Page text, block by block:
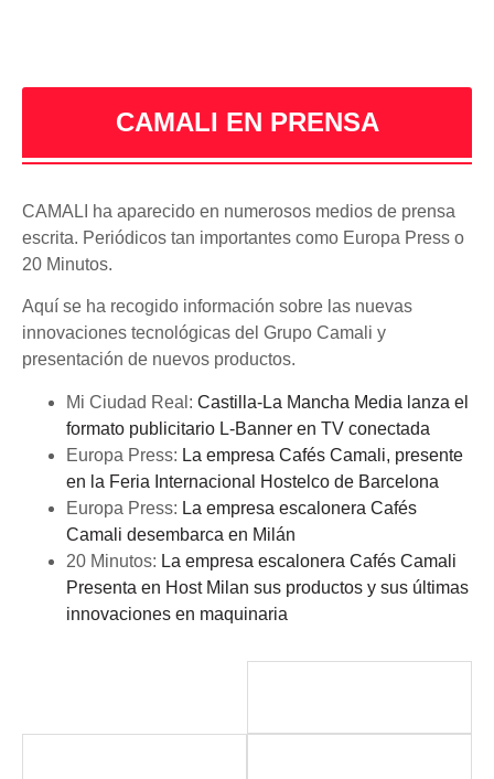
CAMALI EN PRENSA
CAMALI ha aparecido en numerosos medios de prensa
escrita. Periódicos tan importantes como Europa Press o
20 Minutos.
Aquí se ha recogido información sobre las nuevas
innovaciones tecnológicas del Grupo Camali y
presentación de nuevos productos.
Mi Ciudad Real: Castilla-La Mancha Media lanza el
formato publicitario L-Banner en TV conectada
Europa Press: La empresa Cafés Camali, presente
en la Feria Internacional Hostelco de Barcelona
Europa Press: La empresa escalonera Cafés
Camali desembarca en Milán
20 Minutos: La empresa escalonera Cafés Camali
Presenta en Host Milan sus productos y sus últimas
innovaciones en maquinaria